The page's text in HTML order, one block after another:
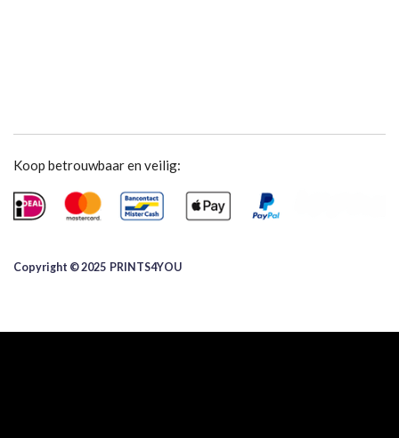
Koop betrouwbaar en veilig:
Copyright © 2025 ​PRINTS4YOU